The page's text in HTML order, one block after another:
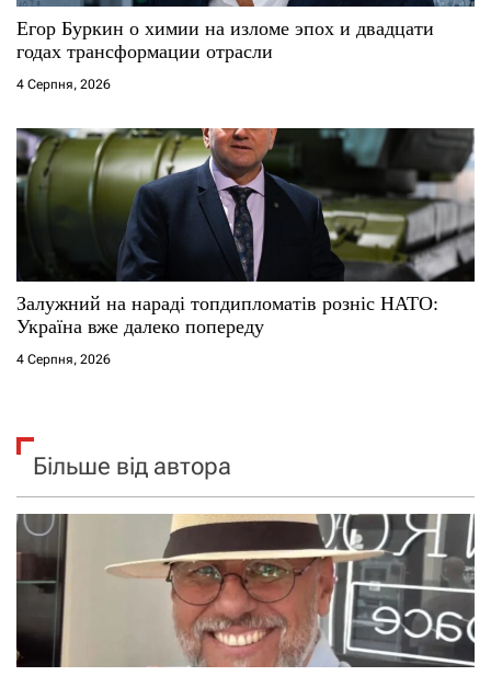
Егор Буркин о химии на изломе эпох и двадцати
годах трансформации отрасли
4 Серпня, 2026
Залужний на нараді топдипломатів розніс НАТО:
Україна вже далеко попереду
4 Серпня, 2026
Більше від автора